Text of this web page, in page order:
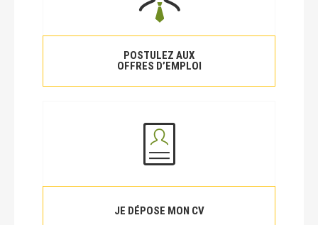
POSTULEZ AUX
OFFRES D’EMPLOI
JE DÉPOSE MON CV